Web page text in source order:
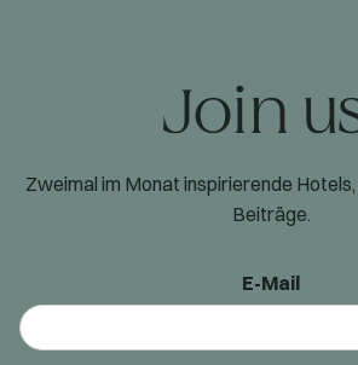
Join
Zweimal im Monat inspirierende
Beiträge.
E-Mail